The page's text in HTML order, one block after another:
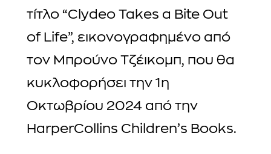
τίτλο “Clydeo Takes a Bite Out
of Life”, εικονογραφημένο από
τον Μπρούνο Τζέικομπ, που θα
κυκλοφορήσει την 1η
Οκτωβρίου 2024 από την
HarperCollins Children’s Books.